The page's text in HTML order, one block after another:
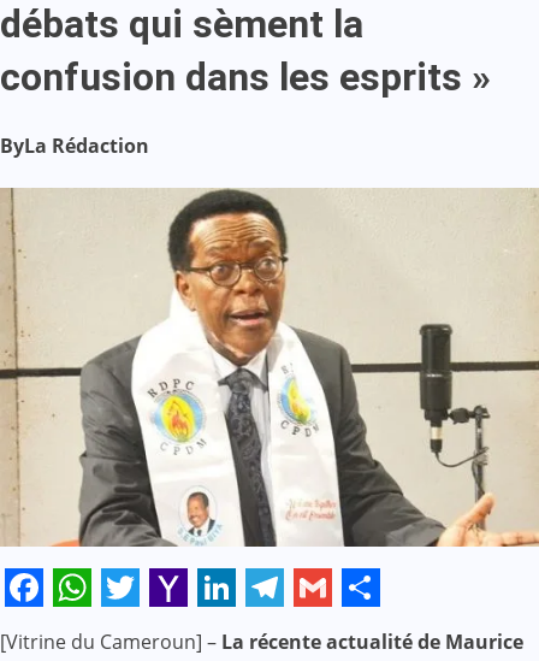
débats qui sèment la
confusion dans les esprits »
ByLa Rédaction
Facebook
WhatsApp
Twitter
Yahoo
LinkedIn
Telegram
Gmail
Share
[Vitrine du Cameroun] – La récente actualité de Maurice